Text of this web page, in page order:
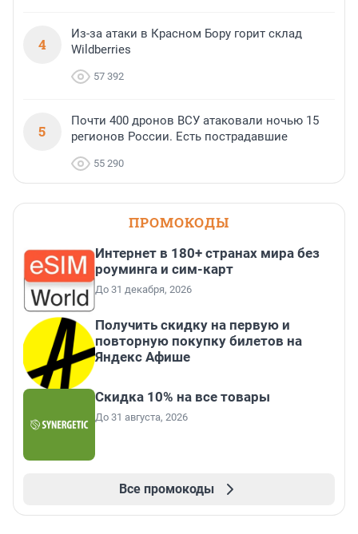
4
Из-за атаки в Красном Бору горит склад
Wildberries
57 392
5
Почти 400 дронов ВСУ атаковали ночью 15
регионов России. Есть пострадавшие
55 290
ПРОМОКОДЫ
Интернет в 180+ странах мира без
роуминга и сим-карт
До 31 декабря, 2026
Получить скидку на первую и
повторную покупку билетов на
Яндекс Афише
Скидка 10% на все товары
До 31 августа, 2026
Все промокоды